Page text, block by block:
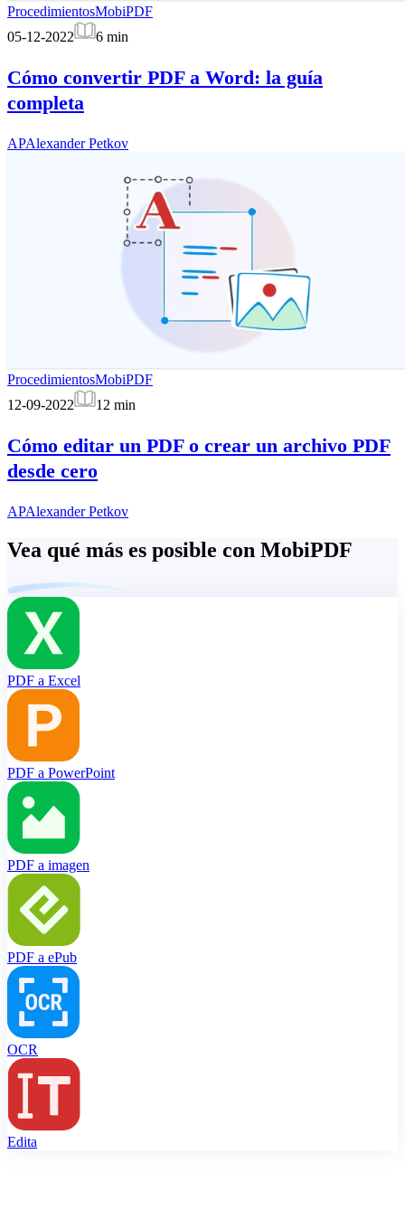
ProcedimientosMobiPDF
05-12-2022
6 min
Cómo convertir PDF a Word: la guía
completa
APAlexander Petkov
ProcedimientosMobiPDF
12-09-2022
12 min
Cómo editar un PDF o crear un archivo PDF
desde cero
APAlexander Petkov
Vea qué más es posible con MobiPDF
PDF a Excel
PDF a PowerPoint
PDF a imagen
PDF a ePub
OCR
Edita